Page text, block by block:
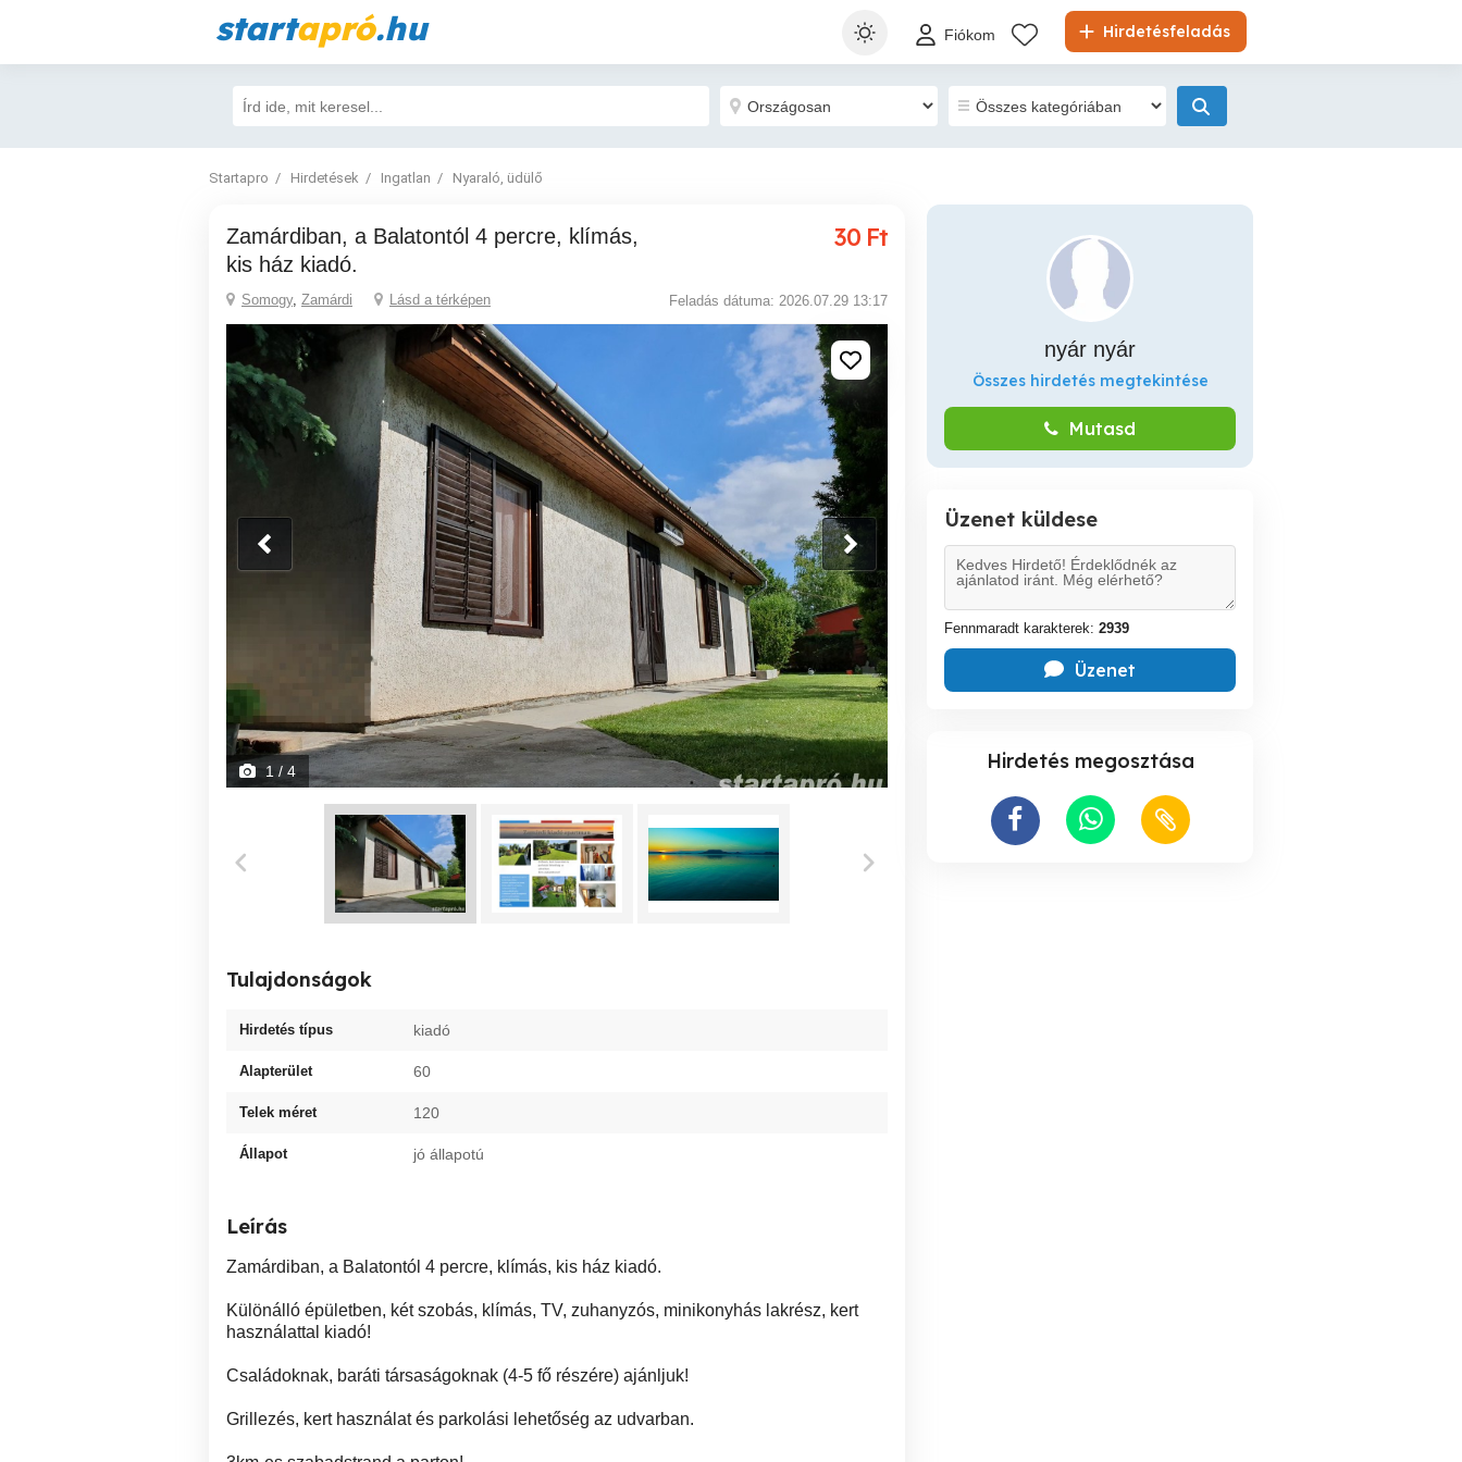
startapró.hu Hirdetésfeladás
Fiókom
Startapro Hirdetések Ingatlan Nyaraló, üdülő
Zamárdiban, a Balatontól 4 percre, klímás,
kis ház kiadó.
30 Ft
Somogy, Zamárdi Lásd a térképen Feladás dátuma: 2026.07.29 13:17
1 / 4
Tulajdonságok
Hirdetés típus kiadó
Alapterület 60
Telek méret 120
Állapot jó állapotú
Leírás
Zamárdiban, a Balatontól 4 percre, klímás, kis ház kiadó.
Különálló épületben, két szobás, klímás, TV, zuhanyzós, minikonyhás lakrész, kert
használattal kiadó!
Családoknak, baráti társaságoknak (4-5 fő részére) ajánljuk!
Grillezés, kert használat és parkolási lehetőség az udvarban.
nyár nyár
Összes hirdetés megtekintése
Mutasd
Üzenet küldese
Fennmaradt karakterek: 2939
Üzenet
Hirdetés megosztása